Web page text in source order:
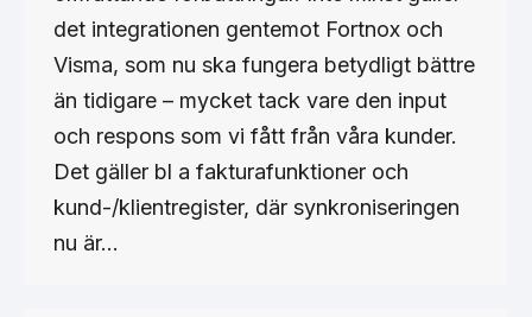
det integrationen gentemot Fortnox och
Visma, som nu ska fungera betydligt bättre
än tidigare – mycket tack vare den input
och respons som vi fått från våra kunder.
Det gäller bl a fakturafunktioner och
kund-/klientregister, där synkroniseringen
nu är…